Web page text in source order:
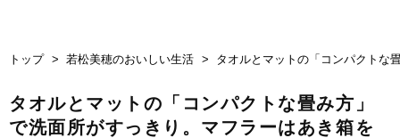
トップ 若松美穂のおいしい生活 タオルとマットの「コンパクトな
タオルとマットの「コンパクトな畳み方」
で洗面所がすっきり。マフラーはあき箱を